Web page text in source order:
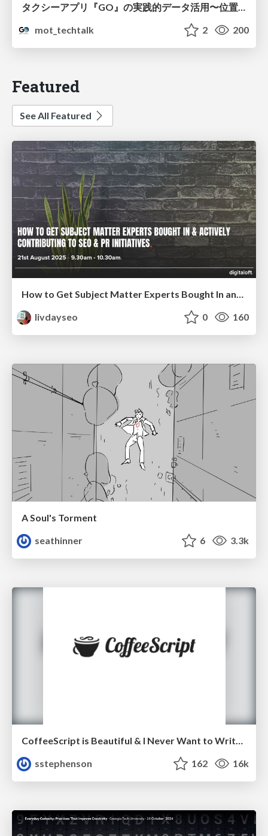
タクシーアプリ『GO』の実践的データ活用〜位置情報データの収集とStreamlitでの可視化〜
mot_techtalk
2 200
Featured
See All Featured
How to Get Subject Matter Experts Bought In and Actively Contributing to SEO & PR Initiatives.
livdayseo
0 160
A Soul's Torment
seathinner
6 3.3k
CoffeeScript is Beautiful & I Never Want to Write Plain JavaScript Again
sstephenson
162 16k